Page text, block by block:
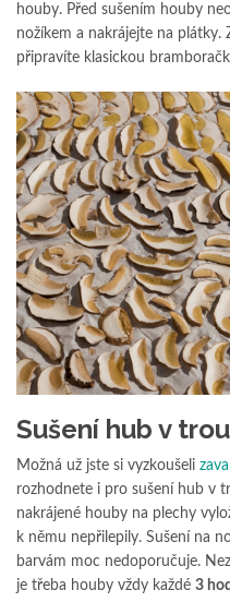
houby. Před sušením houby
nožíkem a nakrájejte na
připravíte klasickou
Sušení hub v
Možná už jste si vyzkoušeli
rozhodnete i pro sušení hub v
nakrájené houby na plechy
k němu nepřilepily. Sušení na
barvám moc nedoporučuje.
je třeba houby vždy každé 3